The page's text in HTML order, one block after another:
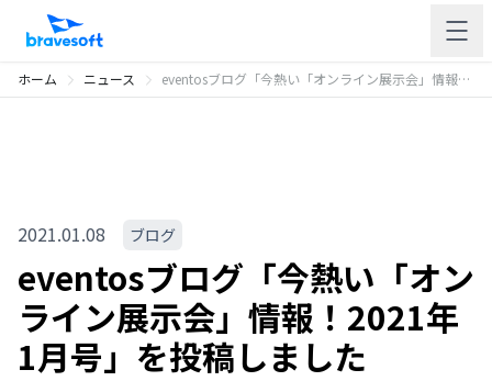
ホーム ニュース eventosブログ「今熱い「オンライン展示会」情報！2021年1月号」を投稿しました
2021.01.08 ブログ
eventosブログ「今熱い「オン
ライン展示会」情報！2021年
1月号」を投稿しました